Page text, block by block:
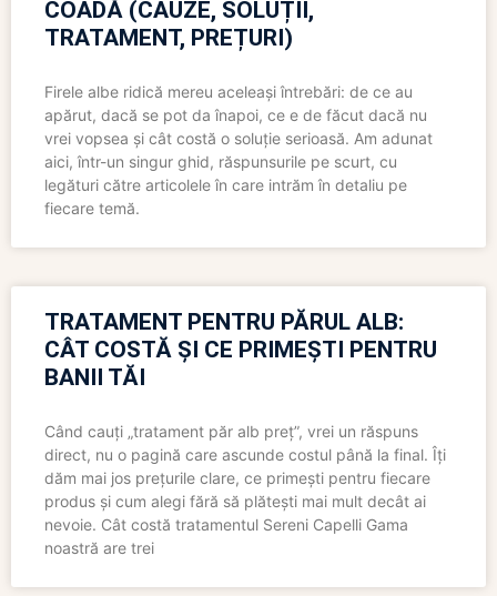
COADĂ (CAUZE, SOLUȚII,
TRATAMENT, PREȚURI)
Firele albe ridică mereu aceleași întrebări: de ce au
apărut, dacă se pot da înapoi, ce e de făcut dacă nu
vrei vopsea și cât costă o soluție serioasă. Am adunat
aici, într-un singur ghid, răspunsurile pe scurt, cu
legături către articolele în care intrăm în detaliu pe
fiecare temă.
TRATAMENT PENTRU PĂRUL ALB:
CÂT COSTĂ ȘI CE PRIMEȘTI PENTRU
BANII TĂI
Când cauți „tratament păr alb preț”, vrei un răspuns
direct, nu o pagină care ascunde costul până la final. Îți
dăm mai jos prețurile clare, ce primești pentru fiecare
produs și cum alegi fără să plătești mai mult decât ai
nevoie. Cât costă tratamentul Sereni Capelli Gama
noastră are trei